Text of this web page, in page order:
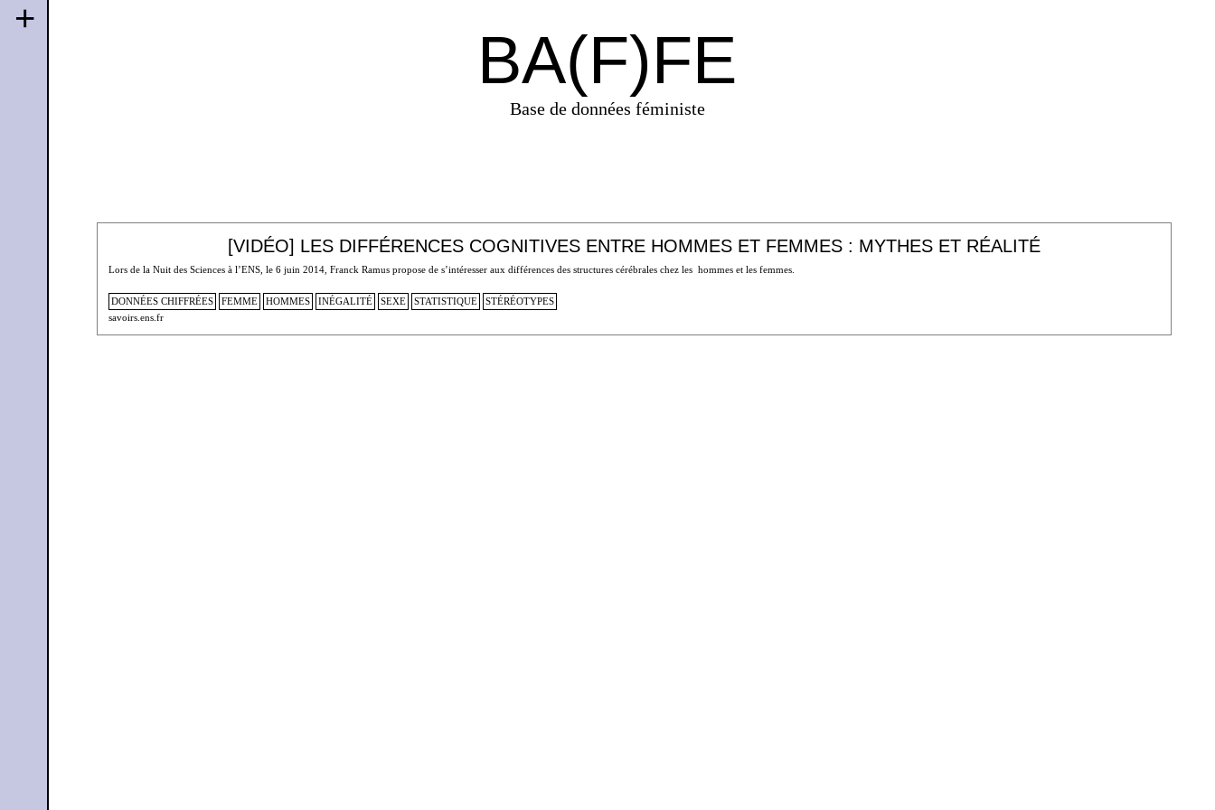
BA(F)FE
Base de données féministe
+
[VIDÉO] LES DIFFÉRENCES COGNITIVES ENTRE HOMMES ET FEMMES : MYTHES ET RÉALITÉ
Lors de la Nuit des Sciences à l’ENS, le 6 juin 2014, Franck Ramus propose de s’intéresser aux différences des structures cérébrales chez les hommes et les femmes.
DONNÉES CHIFFRÉES FEMME HOMMES INÉGALITÉ SEXE STATISTIQUE
STÉRÉOTYPES
savoirs.ens.fr